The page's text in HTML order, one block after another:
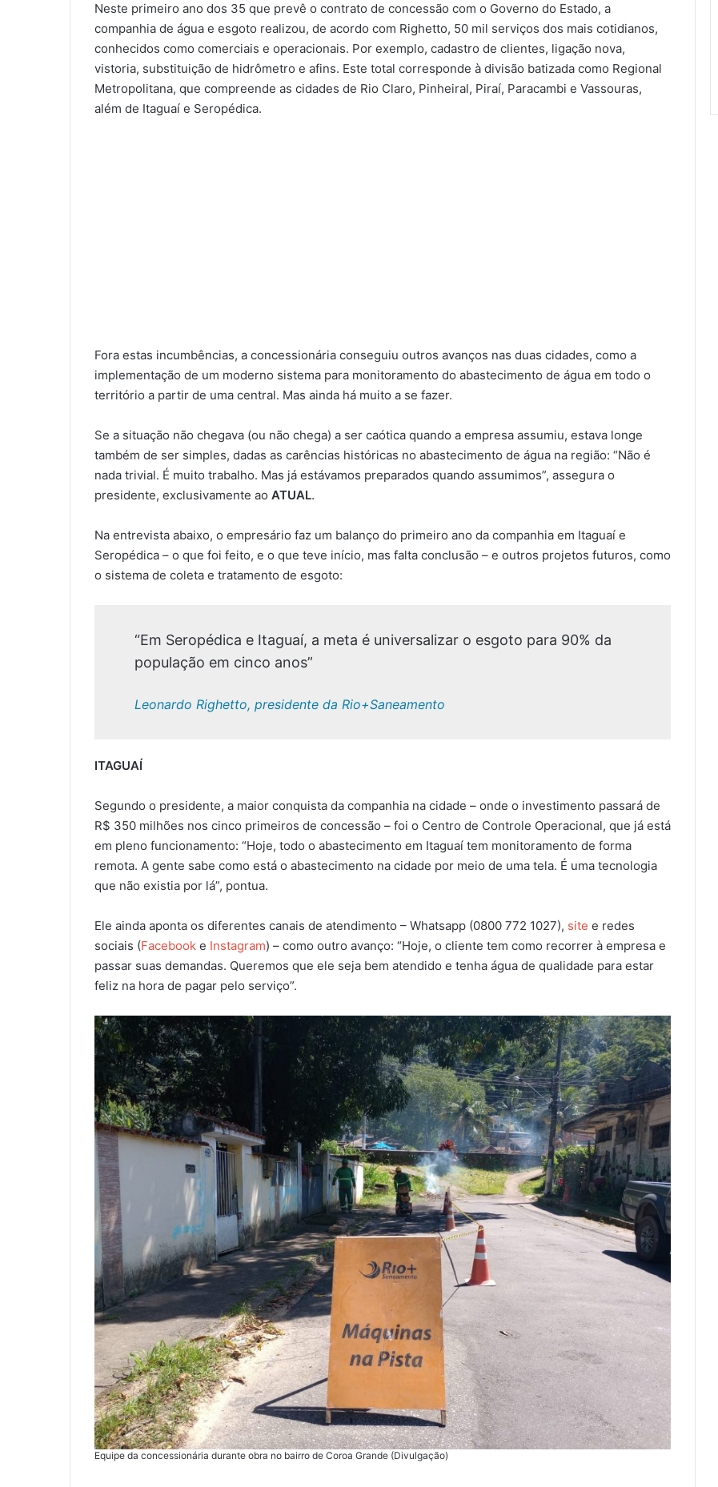
Neste primeiro ano dos 35 que prevê o contrato de concessão com o Governo do Estado, a
companhia de água e esgoto realizou, de acordo com Righetto, 50 mil serviços dos mais cotidianos,
conhecidos como comerciais e operacionais. Por exemplo, cadastro de clientes, ligação nova,
vistoria, substituição de hidrômetro e afins. Este total corresponde à divisão batizada como Regional
Metropolitana, que compreende as cidades de Rio Claro, Pinheiral, Piraí, Paracambi e Vassouras,
além de Itaguaí e Seropédica.
Fora estas incumbências, a concessionária conseguiu outros avanços nas duas cidades, como a
implementação de um moderno sistema para monitoramento do abastecimento de água em todo o
território a partir de uma central. Mas ainda há muito a se fazer.
Se a situação não chegava (ou não chega) a ser caótica quando a empresa assumiu, estava longe
também de ser simples, dadas as carências históricas no abastecimento de água na região: “Não é
nada trivial. É muito trabalho. Mas já estávamos preparados quando assumimos”, assegura o
presidente, exclusivamente ao ATUAL.
Na entrevista abaixo, o empresário faz um balanço do primeiro ano da companhia em Itaguaí e
Seropédica – o que foi feito, e o que teve início, mas falta conclusão – e outros projetos futuros, como
o sistema de coleta e tratamento de esgoto:
“Em Seropédica e Itaguaí, a meta é universalizar o esgoto para 90% da
população em cinco anos”
Leonardo Righetto, presidente da Rio+Saneamento
ITAGUAÍ
Segundo o presidente, a maior conquista da companhia na cidade – onde o investimento passará de
R$ 350 milhões nos cinco primeiros de concessão – foi o Centro de Controle Operacional, que já está
em pleno funcionamento: “Hoje, todo o abastecimento em Itaguaí tem monitoramento de forma
remota. A gente sabe como está o abastecimento na cidade por meio de uma tela. É uma tecnologia
que não existia por lá”, pontua.
Ele ainda aponta os diferentes canais de atendimento – Whatsapp (0800 772 1027), site e redes
sociais (Facebook e Instagram) – como outro avanço: “Hoje, o cliente tem como recorrer à empresa e
passar suas demandas. Queremos que ele seja bem atendido e tenha água de qualidade para estar
feliz na hora de pagar pelo serviço”.
Equipe da concessionária durante obra no bairro de Coroa Grande (Divulgação)